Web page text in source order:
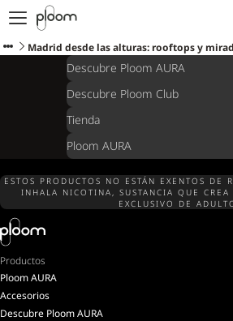
Descubre Ploom AURA
Tienda
Ploom Club
Ayuda y soporte
Localiza tu tienda
Madrid desde las alturas: rooftops y
Descubre Ploom AURA
Descubre Ploom Club
Tienda
Ploom AURA
ESTOS PRODUCTOS NO ESTÁN EXENTOS DE
INHALA NICOTINA, SUSTANCIA QUE
EXCLUSIVO DE
Productos
Ploom AURA
Accesorios
Descubre Ploom AURA